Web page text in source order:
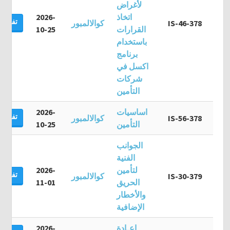
IS-46-378
لأغراض
اتخاذ
القرارات
باستخدام
برنامج
اكسل في
شركات
التأمين
كوالالمبور
2026-
10-25
IS-56-378
اساسيات
التأمين
كوالالمبور
2026-
10-25
IS-30-379
الجوانب
الفنية
لتأمين
الحريق
والأخطار
الإضافية
كوالالمبور
2026-
11-01
إعـادة 2026-